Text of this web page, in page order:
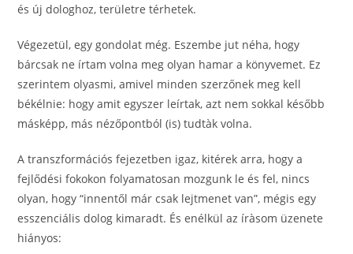
és új dologhoz, területre térhetek.
Végezetül, egy gondolat még. Eszembe jut néha, hogy
bárcsak ne írtam volna meg olyan hamar a könyvemet. Ez
szerintem olyasmi, amivel minden szerzőnek meg kell
békélnie: hogy amit egyszer leírtak, azt nem sokkal később
másképp, más nézőpontból (is) tudtàk volna.
A transzformációs fejezetben igaz, kitérek arra, hogy a
fejlődési fokokon folyamatosan mozgunk le és fel, nincs
olyan, hogy “innentől már csak lejtmenet van”, mégis egy
esszenciális dolog kimaradt. És enélkül az íràsom üzenete
hiányos: